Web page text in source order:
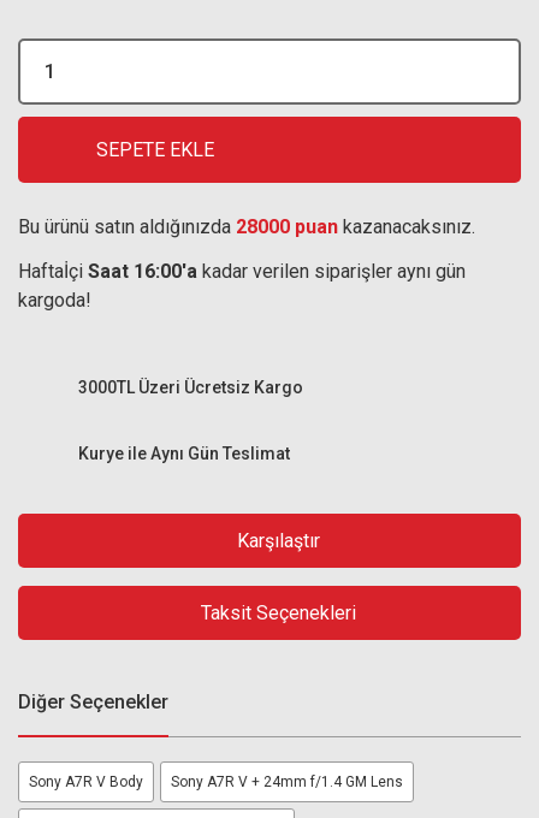
SEPETE EKLE
Bu ürünü satın aldığınızda 28000 puan kazanacaksınız.
Haftaİçi Saat 16:00'a kadar verilen siparişler aynı gün
kargoda!
Kurye ile Aynı Gün Teslimat
3000TL Üzeri Ücretsiz Kargo
Karşılaştır
Taksit Seçenekleri
Diğer Seçenekler
Sony A7R V Body Sony A7R V + 24mm f/1.4 GM Lens